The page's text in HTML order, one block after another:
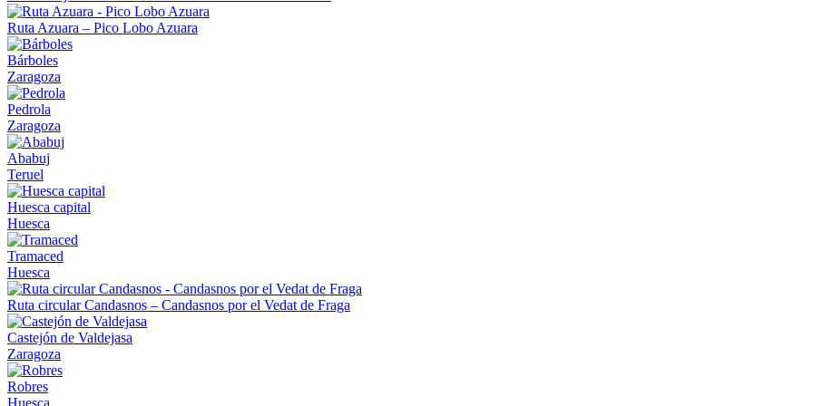
Ruta Azuara – Pico Lobo Azuara
Bárboles
Zaragoza
Pedrola
Zaragoza
Ababuj
Teruel
Huesca capital
Huesca
Tramaced
Huesca
Ruta circular Candasnos – Candasnos por el Vedat de Fraga
Castejón de Valdejasa
Zaragoza
Robres
Huesca